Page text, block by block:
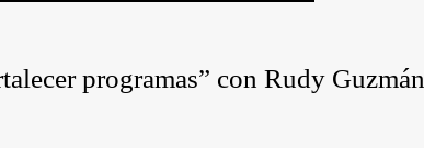
programas” con Rudy Guzmán